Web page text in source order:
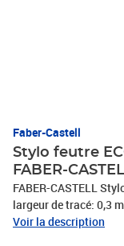
Faber-Castell
Stylo feutre
FABER-
FABER-CASTELL
largeur de tracé: 0,3
résistant à la lumière,
Voir la description